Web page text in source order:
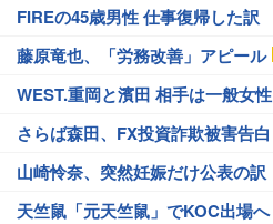
FIREの45歳男性 仕事復帰した訳
藤原竜也、「労務改善」アピール
WEST.重岡と濱田 相手は一般女性
さらば森田、FX投資詐欺被害告白
山崎怜奈、突然妊娠だけ公表の訳
天竺鼠「元天竺鼠」でKOC出場へ